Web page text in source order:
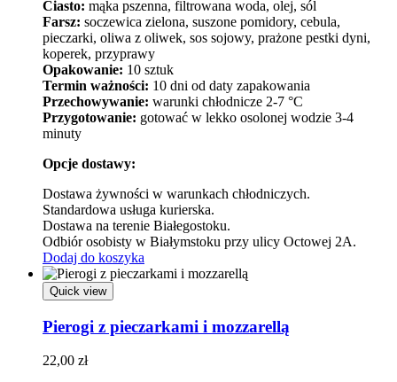
Ciasto: mąka pszenna, filtrowana woda, olej, sól
Farsz: soczewica zielona, suszone pomidory, cebula,
pieczarki, oliwa z oliwek, sos sojowy, prażone pestki dyni,
koperek, przyprawy
Opakowanie: 10 sztuk
Termin ważności: 10 dni od daty zapakowania
Przechowywanie: warunki chłodnicze 2-7 °C
Przygotowanie: gotować w lekko osolonej wodzie 3-4
minuty
Opcje dostawy:
Dostawa żywności w warunkach chłodniczych.
Standardowa usługa kurierska.
Dostawa na terenie Białegostoku.
Odbiór osobisty w Białymstoku przy ulicy Octowej 2A.
Dodaj do koszyka
Quick view
Pierogi z pieczarkami i mozzarellą
22,00 zł